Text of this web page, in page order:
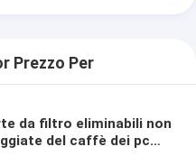
Prezzo Per
da filtro eliminabili non
del caffè dei pc